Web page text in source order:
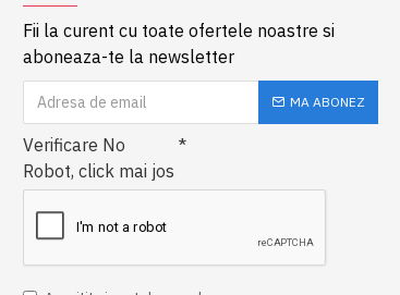
Fii la curent cu toate ofertele noastre si
aboneaza-te la newsletter
MA ABONEZ
Verificare No
Robot, click mai jos